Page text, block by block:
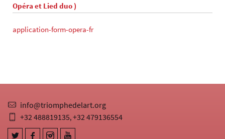
Opéra et Lied duo )
application-form-opera-fr
info@triomphedelart.org
+32 488819135,+32 479136554